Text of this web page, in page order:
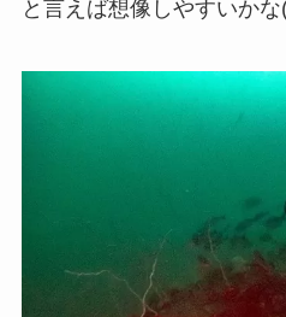
と言えば想像しやすいか